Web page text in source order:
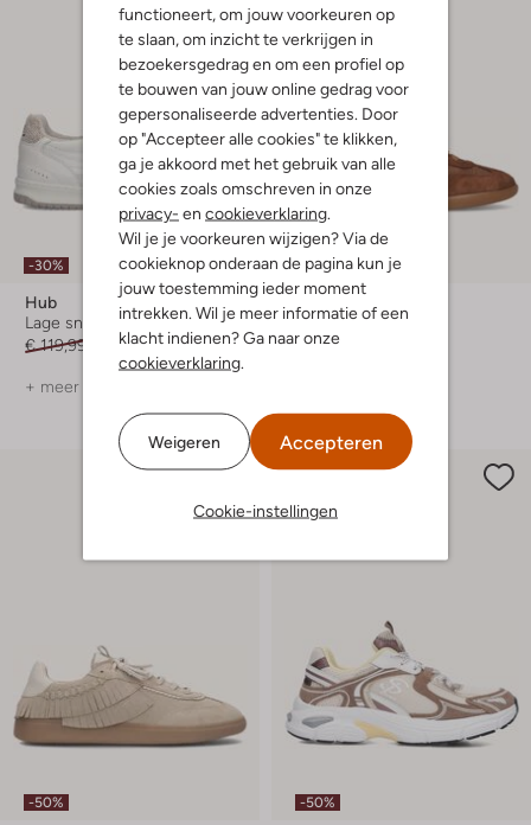
functioneert, om jouw voorkeuren op
te slaan, om inzicht te verkrijgen in
bezoekersgedrag en om een profiel op
te bouwen van jouw online gedrag voor
gepersonaliseerde advertenties. Door
op "Accepteer alle cookies" te klikken,
ga je akkoord met het gebruik van alle
cookies zoals omschreven in onze
privacy- en cookieverklaring.
Wil je je voorkeuren wijzigen? Via de
cookieknop onderaan de pagina kun je
jouw toestemming ieder moment
intrekken. Wil je meer informatie of een
klacht indienen? Ga naar onze
cookieverklaring.
Weigeren Accepteren
Cookie-instellingen
-30%
Hub
Lage sneakers
€ 119,99
€ 83,99
+ meer kleuren
-50%
Stefano Lauran
Lage sneakers
€ 149,99
-50% -50%